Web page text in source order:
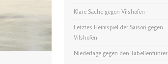
Klare Sache gegen Vilshofen
Letztes Heimspiel der Saison gegen
Vilshofen
Niederlage gegen den Tabellenführer